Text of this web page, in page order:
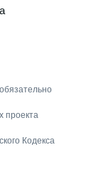
проекта
Кодекса